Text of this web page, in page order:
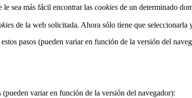
sea más fácil encontrar las cookies de un determinado
de la web solicitada. Ahora sólo tiene que seleccionarla
estos pasos (pueden variar en función de la versión del
(pueden variar en función de la versión del navegador):